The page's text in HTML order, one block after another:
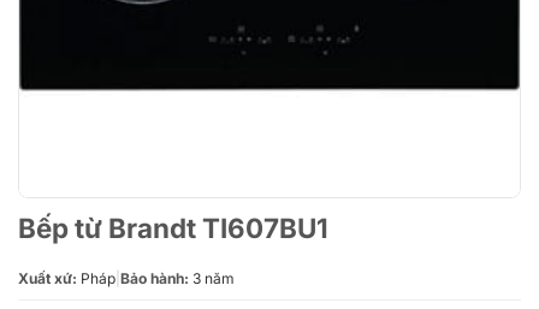
Bếp từ Brandt TI607BU1
Xuất xứ: Pháp Bảo hành: 3 năm